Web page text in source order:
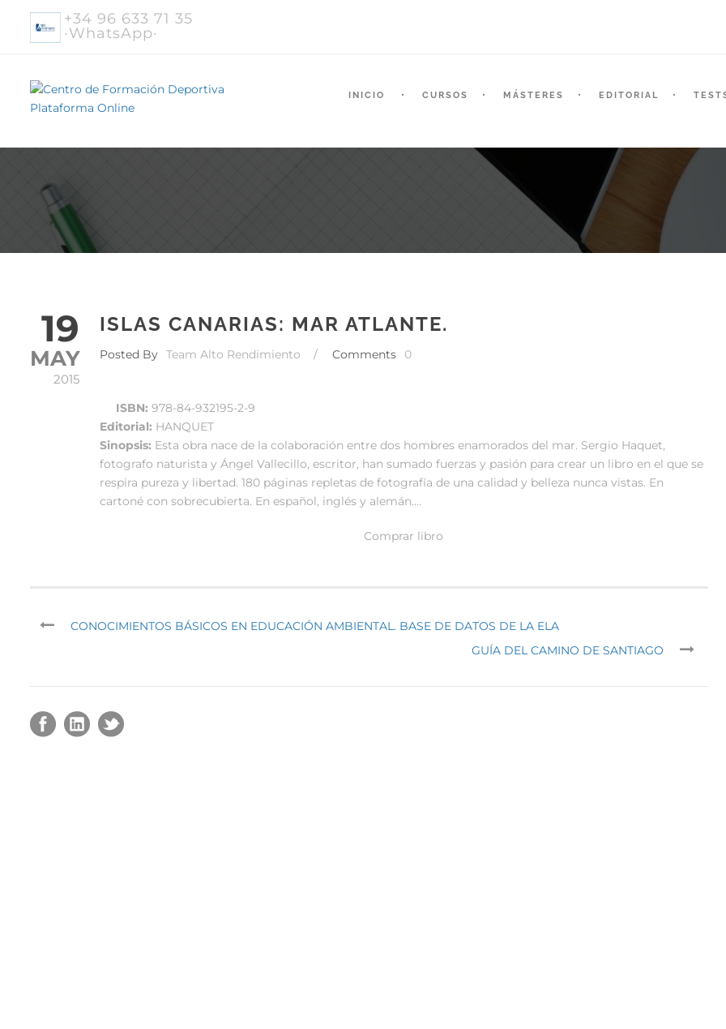
+34 96 633 71 35
·WhatsApp·
INICIO CURSOS MÁSTERES EDITORIAL
19
MAY
2015
ISLAS CANARIAS: MAR ATLANTE.
Posted By Team Alto Rendimiento / Comments 0
ISBN: 978-84-932195-2-9
Editorial: HANQUET
Sinopsis: Esta obra nace de la colaboración entre dos hombres enamorados del mar. Sergio Haquet,
fotografo naturista y Ángel Vallecillo, escritor, han sumado fuerzas y pasión para crear un libro en el que se
respira pureza y libertad. 180 páginas repletas de fotografía de una calidad y belleza nunca vistas. En
cartoné con sobrecubierta. En español, inglés y alemán….
Comprar libro
CONOCIMIENTOS BÁSICOS EN EDUCACIÓN AMBIENTAL. BASE DE DATOS DE LA ELA
GUÍA DEL CAMINO DE SANTIAGO